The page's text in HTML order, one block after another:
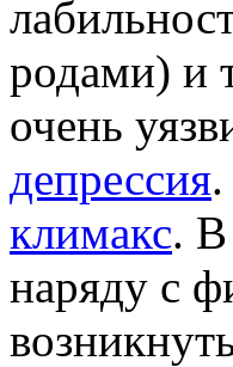
родами) и
очень
депрессия
климакс.
наряду с